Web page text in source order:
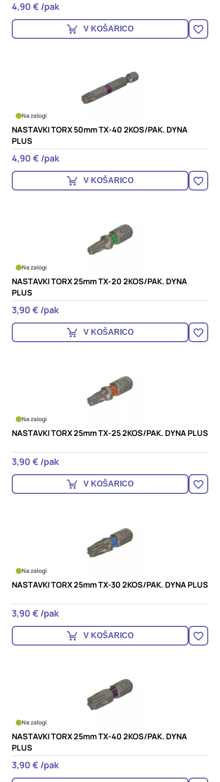
4,90 € /pak
V KOŠARICO
Na zalogi
NASTAVKI TORX 50mm TX-40 2KOS/PAK. DYNA
PLUS
4,90 € /pak
V KOŠARICO
Na zalogi
NASTAVKI TORX 25mm TX-20 2KOS/PAK. DYNA
PLUS
3,90 € /pak
V KOŠARICO
Na zalogi
NASTAVKI TORX 25mm TX-25 2KOS/PAK. DYNA PLUS
3,90 € /pak
V KOŠARICO
Na zalogi
NASTAVKI TORX 25mm TX-30 2KOS/PAK. DYNA PLUS
3,90 € /pak
V KOŠARICO
Na zalogi
NASTAVKI TORX 25mm TX-40 2KOS/PAK. DYNA
PLUS
3,90 € /pak